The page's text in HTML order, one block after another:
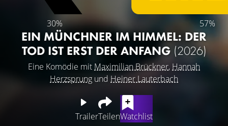
30% 57%
EIN MÜNCHNER IM HIMMEL: DER
TOD IST ERST DER ANFANG (2026)
Eine Komödie mit Maximilian Brückner, Hannah
Herzsprung und Heiner Lauterbach
TrailerTeilenWatchlist